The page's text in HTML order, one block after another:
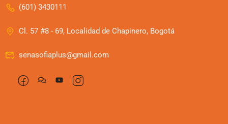
(601) 3430111
Cl. 57 #8 - 69, Localidad de Chapinero, Bogotá
senasofiaplus@gmail.com